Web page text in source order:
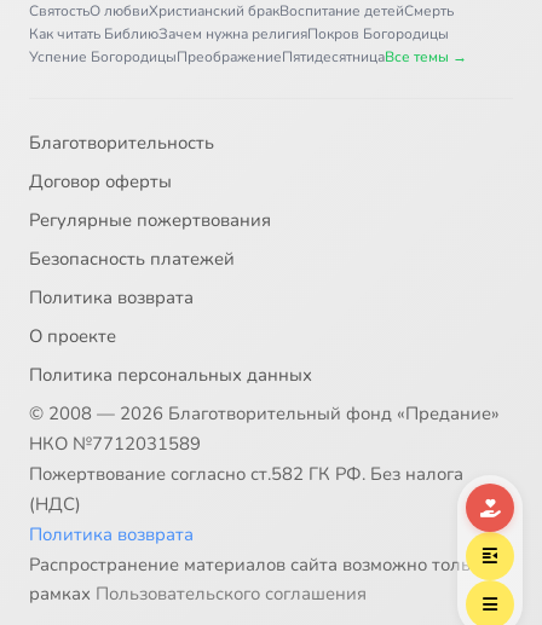
СвятостьО любвиХристианский бракВоспитание детейСмерть
Как читать БиблиюЗачем нужна религияПокров Богородицы
Успение БогородицыПреображениеПятидесятницаВсе темы →
Благотворительность
Договор оферты
Регулярные пожертвования
Безопасность платежей
Политика возврата
О проекте
Политика персональных данных
© 2008 — 2026 Благотворительный фонд «Предание»
НКО №7712031589
Пожертвование согласно ст.582 ГК РФ. Без налога
(НДС)
Политика возврата
Распространение материалов сайта возможно только в
рамках Пользовательского соглашения